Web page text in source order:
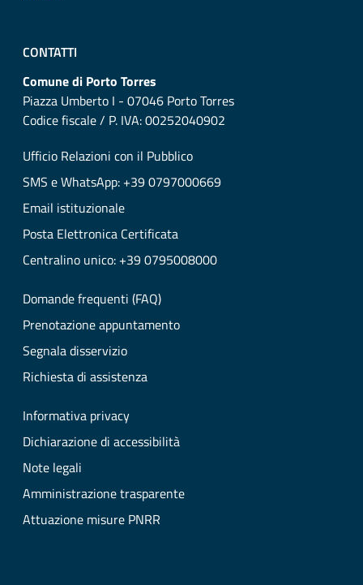
CONTATTI
Comune di Porto Torres
Piazza Umberto I - 07046 Porto Torres
Codice fiscale / P. IVA: 00252040902
Ufficio Relazioni con il Pubblico
SMS e WhatsApp: +39 0797000669
Email istituzionale
Posta Elettronica Certificata
Centralino unico: +39 0795008000
Domande frequenti (FAQ)
Prenotazione appuntamento
Segnala disservizio
Richiesta di assistenza
Informativa privacy
Dichiarazione di accessibilità
Note legali
Amministrazione trasparente
Attuazione misure PNRR